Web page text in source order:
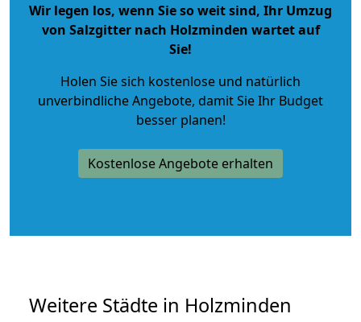
Wir legen los, wenn Sie so weit sind, Ihr Umzug
von Salzgitter nach Holzminden wartet auf
Sie!
Holen Sie sich kostenlose und natürlich
unverbindliche Angebote, damit Sie Ihr Budget
besser planen!
Kostenlose Angebote erhalten
Weitere Städte in Holzminden